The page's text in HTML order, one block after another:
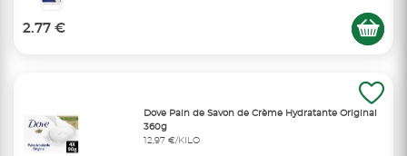
2.77 €
Dove Pain de Savon de Crème Hydratante Original
360g
12,97 €/KILO